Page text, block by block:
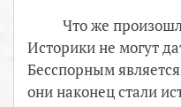
Что же
Историки не могут
Бесспорным
они наконец стали